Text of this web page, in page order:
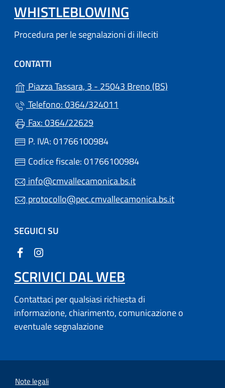
WHISTLEBLOWING
Procedura per le segnalazioni di illeciti
CONTATTI
Piazza Tassara, 3 - 25043 Breno (BS)
Telefono: 0364/324011
Fax: 0364/22629
P. IVA: 01766100984
Codice fiscale: 01766100984
info@cmvallecamonica.bs.it
protocollo@pec.cmvallecamonica.bs.it
SEGUICI SU
SCRIVICI DAL WEB
Contattaci per qualsiasi richiesta di
informazione, chiarimento, comunicazione o
eventuale segnalazione
Note legali